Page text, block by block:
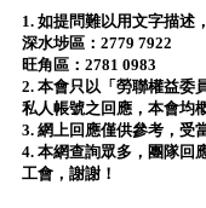
1. 如提問難以用文字描述
深水埗區：2779 7922
旺角區：2781 0983
2. 本會只以「勞聯權益委
私人帳號之回應，本會均
3. 網上回應僅供參考，受
4. 本網查詢眾多，團隊回
工會，謝謝！